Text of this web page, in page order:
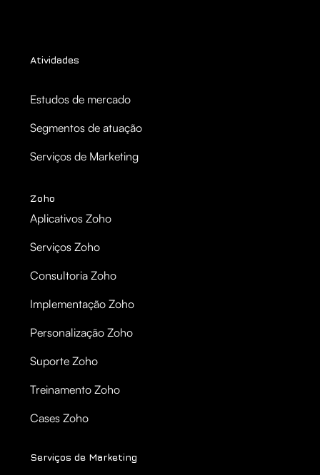
Atividades
Estudos de mercado
Segmentos de atuação
Serviços de Marketing
Zoho
Aplicativos Zoho
Serviços Zoho
Consultoria Zoho
Implementação Zoho
Personalização Zoho
Suporte Zoho
Treinamento Zoho
Cases Zoho
Serviços de Marketing